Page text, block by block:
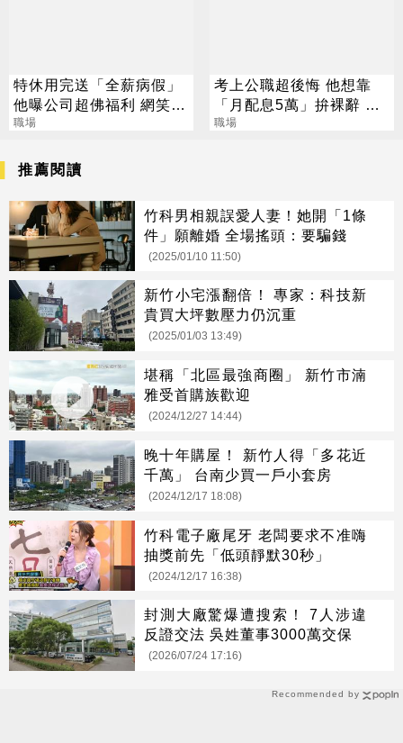
特休用完送「全薪病假」
他曝公司超佛福利 網笑：
你敢用？
職場
考上公職超後悔 他想靠
「月配息5萬」拚裸辭 網
見關鍵驚：PR99
職場
Recommended by
推薦閱讀
竹科男相親誤愛人妻！她開「1條
件」願離婚 全場搖頭：要騙錢
(2025/01/10 11:50)
新竹小宅漲翻倍！ 專家：科技新
貴買大坪數壓力仍沉重
(2025/01/03 13:49)
堪稱「北區最強商圈」 新竹市湳
雅受首購族歡迎
(2024/12/27 14:44)
晚十年購屋！ 新竹人得「多花近
千萬」 台南少買一戶小套房
(2024/12/17 18:08)
竹科電子廠尾牙 老闆要求不准嗨
抽獎前先「低頭靜默30秒」
(2024/12/17 16:38)
封測大廠驚爆遭搜索！ 7人涉違
反證交法 吳姓董事3000萬交保
(2026/07/24 17:16)